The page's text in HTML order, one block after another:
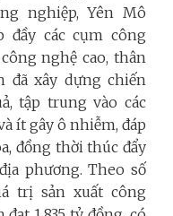
nghiệp, Yên Mô
các cụm công
nghệ cao, thân
đã xây dựng chiến
tập trung vào các
ít gây ô nhiễm, đáp
đồng thời thúc đẩy
phương. Theo số
trị sản xuất công